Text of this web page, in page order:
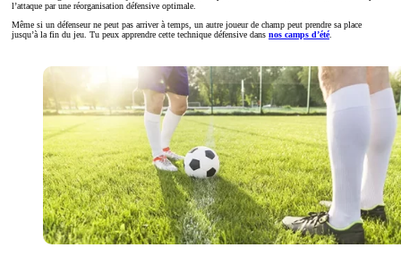
l’attaque par une réorganisation défensive optimale.
Même si un défenseur ne peut pas arriver à temps, un autre joueur de champ peut prendre sa place
jusqu’à la fin du jeu. Tu peux apprendre cette technique défensive dans nos camps d’été.